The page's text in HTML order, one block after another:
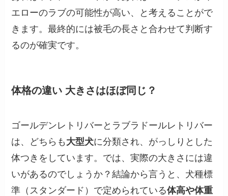
エローのラブの可能性が高い、と考えることがで
きます。最終的には被毛の長さと合わせて判断す
るのが確実です。
体格の違い 大きさはほぼ同じ？
ゴールデンレトリバーとラブラドールレトリバー
は、どちらも 大型犬に分類され、がっしりとした
体つきをしています。では、実際の大きさには違
いがあるのでしょうか？結論から言うと、犬種標
準（スタンダード）で定められている体高や体重